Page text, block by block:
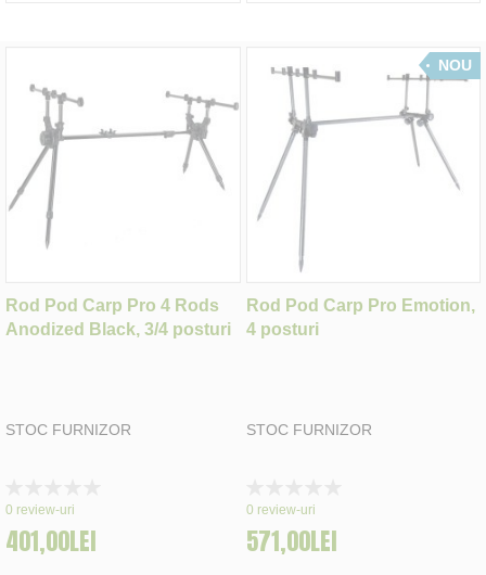
Rod Pod Carp Pro 4 Rods
Anodized Black, 3/4 posturi
STOC FURNIZOR
0%
0 review-uri
401,00LEI
NOU
Rod Pod Carp Pro Emotion,
4 posturi
STOC FURNIZOR
0%
0 review-uri
571,00LEI